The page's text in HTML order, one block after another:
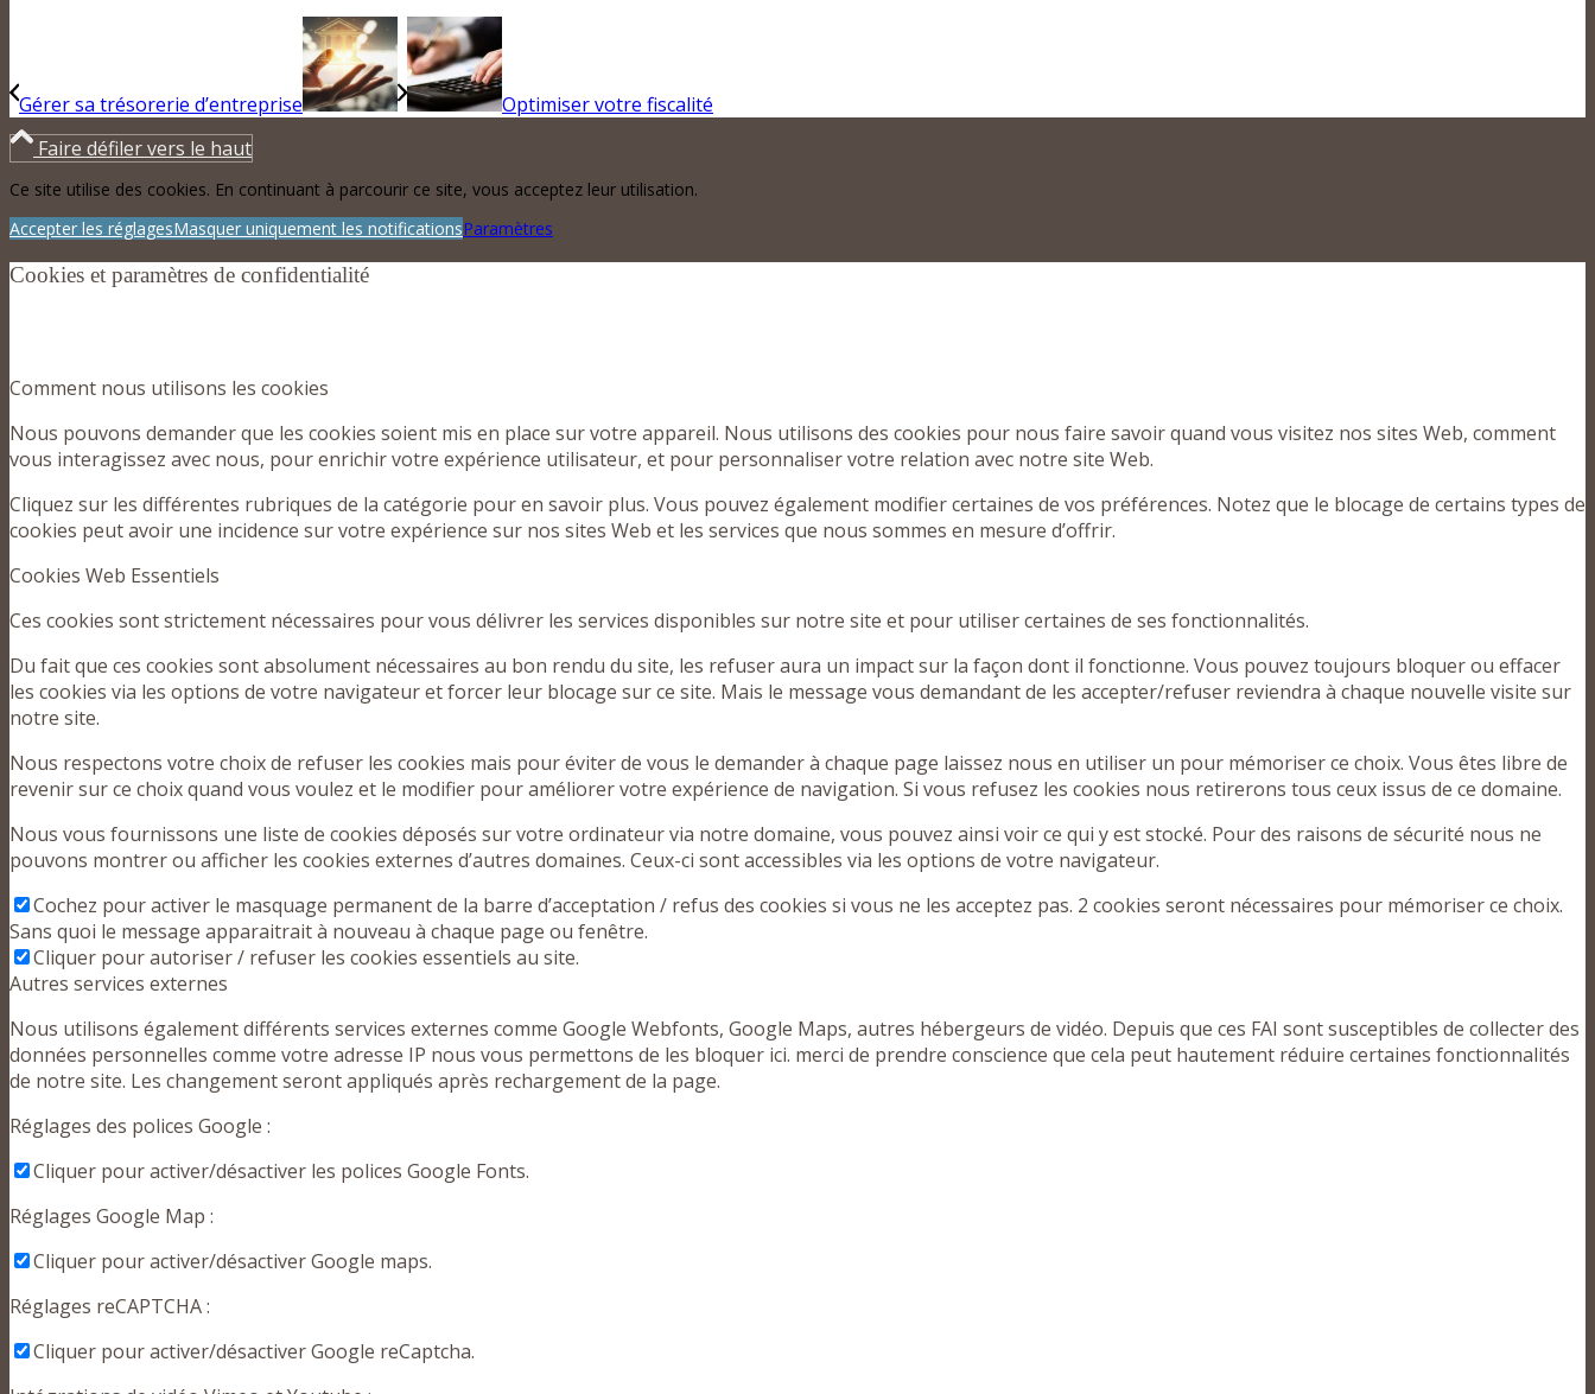
Gérer sa trésorerie d’entreprise
Optimiser votre fiscalité
Faire défiler vers le haut
Ce site utilise des cookies. En continuant à parcourir ce site, vous acceptez leur utilisation.
Accepter les réglagesMasquer uniquement les notificationsParamètres
Cookies et paramètres de confidentialité
Comment nous utilisons les cookies
Nous pouvons demander que les cookies soient mis en place sur votre appareil. Nous utilisons des cookies pour nous faire savoir quand vous visitez nos sites Web, comment
vous interagissez avec nous, pour enrichir votre expérience utilisateur, et pour personnaliser votre relation avec notre site Web.
Cliquez sur les différentes rubriques de la catégorie pour en savoir plus. Vous pouvez également modifier certaines de vos préférences. Notez que le blocage de certains types de
cookies peut avoir une incidence sur votre expérience sur nos sites Web et les services que nous sommes en mesure d’offrir.
Cookies Web Essentiels
Ces cookies sont strictement nécessaires pour vous délivrer les services disponibles sur notre site et pour utiliser certaines de ses fonctionnalités.
Du fait que ces cookies sont absolument nécessaires au bon rendu du site, les refuser aura un impact sur la façon dont il fonctionne. Vous pouvez toujours bloquer ou effacer
les cookies via les options de votre navigateur et forcer leur blocage sur ce site. Mais le message vous demandant de les accepter/refuser reviendra à chaque nouvelle visite sur
notre site.
Nous respectons votre choix de refuser les cookies mais pour éviter de vous le demander à chaque page laissez nous en utiliser un pour mémoriser ce choix. Vous êtes libre de
revenir sur ce choix quand vous voulez et le modifier pour améliorer votre expérience de navigation. Si vous refusez les cookies nous retirerons tous ceux issus de ce domaine.
Nous vous fournissons une liste de cookies déposés sur votre ordinateur via notre domaine, vous pouvez ainsi voir ce qui y est stocké. Pour des raisons de sécurité nous ne
pouvons montrer ou afficher les cookies externes d’autres domaines. Ceux-ci sont accessibles via les options de votre navigateur.
Cochez pour activer le masquage permanent de la barre d’acceptation / refus des cookies si vous ne les acceptez pas. 2 cookies seront nécessaires pour mémoriser ce choix.
Sans quoi le message apparaitrait à nouveau à chaque page ou fenêtre.
Cliquer pour autoriser / refuser les cookies essentiels au site.
Autres services externes
Nous utilisons également différents services externes comme Google Webfonts, Google Maps, autres hébergeurs de vidéo. Depuis que ces FAI sont susceptibles de collecter des
données personnelles comme votre adresse IP nous vous permettons de les bloquer ici. merci de prendre conscience que cela peut hautement réduire certaines fonctionnalités
de notre site. Les changement seront appliqués après rechargement de la page.
Réglages des polices Google :
Cliquer pour activer/désactiver les polices Google Fonts.
Réglages Google Map :
Cliquer pour activer/désactiver Google maps.
Réglages reCAPTCHA :
Cliquer pour activer/désactiver Google reCaptcha.